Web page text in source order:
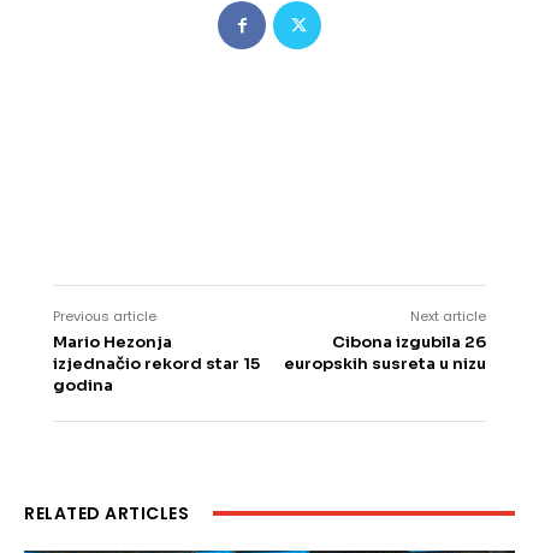
Previous article
Mario Hezonja
izjednačio rekord star 15
godina
Next article
Cibona izgubila 26
europskih susreta u nizu
RELATED ARTICLES